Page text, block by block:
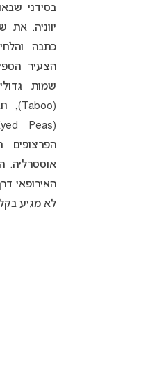
בסידני
יווניה. את
הצעיר
שמות
(Taboo), חבר להקת
הפרצופים
אוסטרליה.
האירופאי
לא מגיע